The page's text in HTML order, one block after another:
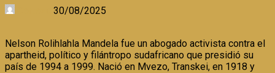
30/08/2025
Nelson Rolihlahla Mandela​ fue un abogado activista contra el
apartheid, político y filántropo sudafricano que presidió su
país de 1994 a 1999. Nació en Mvezo, Transkei, en 1918 y